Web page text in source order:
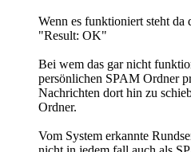
Wenn es funktioniert steht da
"Result: OK"
Bei wem das gar nicht
persönlichen SPAM Ordner
Nachrichten dort hin zu
Ordner.
Vom System erkannte